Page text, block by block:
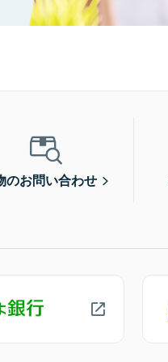
のお問い合わせ